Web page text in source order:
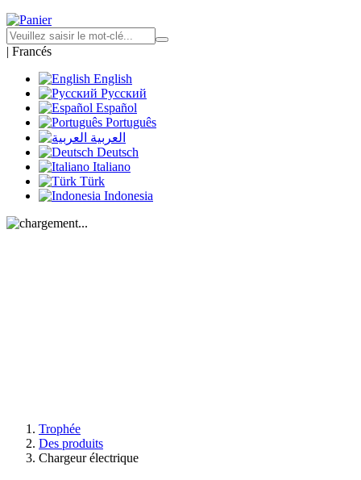
| Francés
English
Русский
Español
Português
العربية
Deutsch
Italiano
Türk
Indonesia
Trophée
Des produits
Chargeur électrique